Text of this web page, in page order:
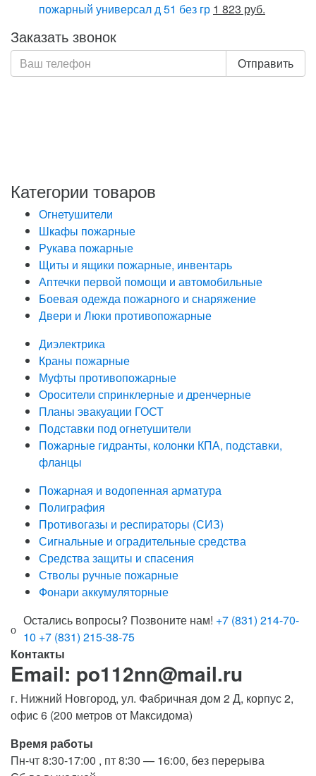
пожарный универсал д 51 без гр 1 823 руб.
Заказать звонок
Отправить
Категории товаров
Огнетушители
Шкафы пожарные
Рукава пожарные
Щиты и ящики пожарные, инвентарь
Аптечки первой помощи и автомобильные
Боевая одежда пожарного и снаряжение
Двери и Люки противопожарные
Диэлектрика
Краны пожарные
Муфты противопожарные
Оросители спринклерные и дренчерные
Планы эвакуации ГОСТ
Подставки под огнетушители
Пожарные гидранты, колонки КПА, подставки,
фланцы
Пожарная и водопенная арматура
Полиграфия
Противогазы и респираторы (СИЗ)
Сигнальные и оградительные средства
Средства защиты и спасения
Стволы ручные пожарные
Фонари аккумуляторные
Остались вопросы? Позвоните нам! +7 (831) 214-70-
10 +7 (831) 215-38-75
Контакты
Email: po112nn@mail.ru
г. Нижний Новгород, ул. Фабричная дом 2 Д, корпус 2,
офис 6 (200 метров от Максидома)
Время работы
Пн-чт 8:30-17:00 , пт 8:30 — 16:00, без перерыва